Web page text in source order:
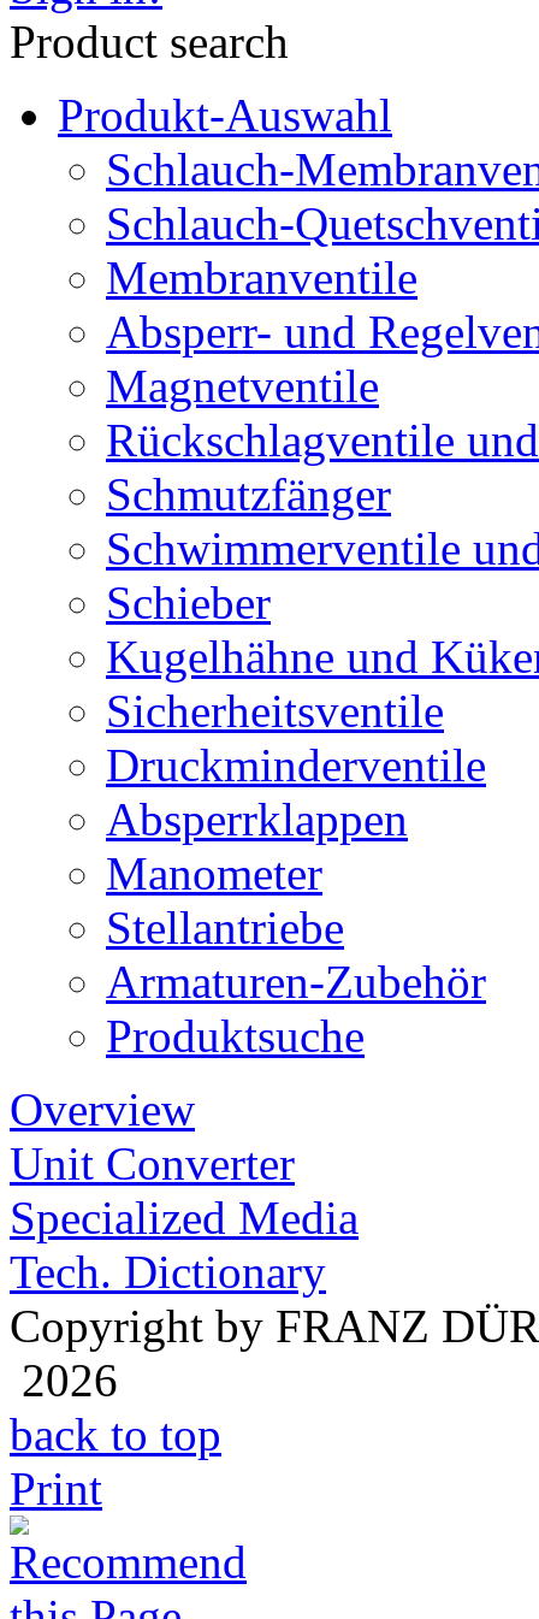
Product search
Produkt-Auswahl
Schlauch-
Schlauch-
Membranventile
Absperr- und
Magnetventile
Rückschlagventile
Schmutzfänger
Schwimmerventile
Schieber
Kugelhähne und
Sicherheitsventile
Druckminderventile
Absperrklappen
Manometer
Stellantriebe
Armaturen-Zubehör
Produktsuche
Overview
Unit Converter
Specialized Media
Tech. Dictionary
Copyright by FRANZ
2026
back to top
Print